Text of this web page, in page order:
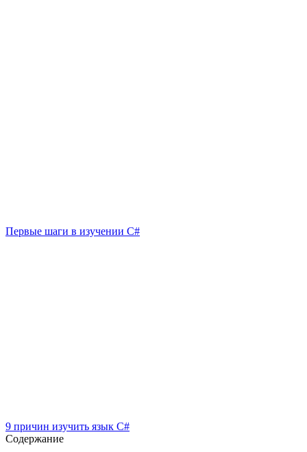
Первые шаги в изучении C#
9 причин изучить язык C#
Содержание